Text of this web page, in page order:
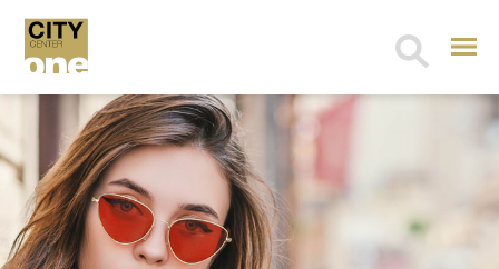
Search